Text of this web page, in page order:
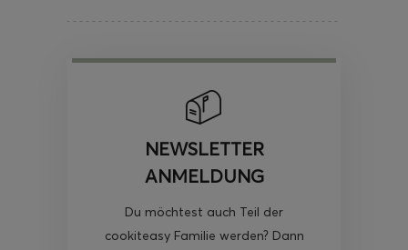
NEWSLETTER
ANMELDUNG
Du möchtest auch Teil der
cookiteasy Familie werden? Dann